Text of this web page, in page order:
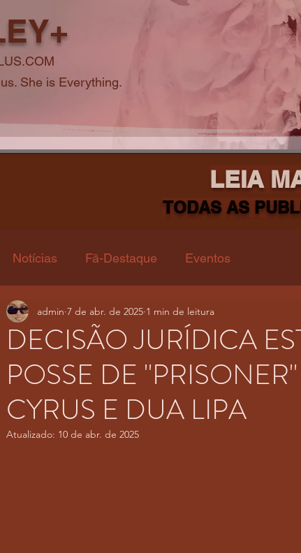
LEIA
TODAS AS
Notícias Fã-Destaque Eventos
DECISÃO JURÍDICA
POSSE DE
CYRUS E DUA LIPA
admin 7 de abr. de 2025 1 min de leitura
Atualizado: 10 de abr. de 2025
She is Everything.